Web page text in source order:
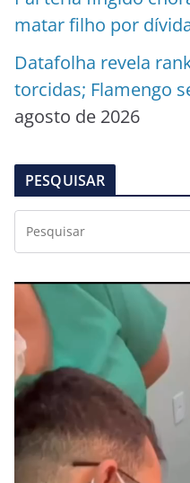
matar filho por
Datafolha revela
torcidas; Flamengo
agosto de 2026
PESQUISAR